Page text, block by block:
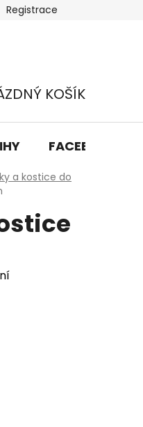
Registrace
KOŠÍK
FACEBOOK
a kostice do